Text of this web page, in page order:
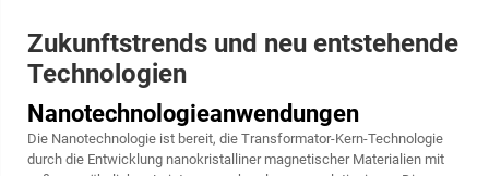
Zukunftstrends und neu entstehende
Technologien
Nanotechnologieanwendungen
Die Nanotechnologie ist bereit, die Transformator-Kern-Technologie
durch die Entwicklung nanokristalliner magnetischer Materialien mit